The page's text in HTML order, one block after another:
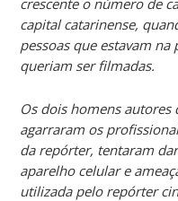
capital catarinense,
pessoas que estavam na
queriam ser filmadas.
Os dois homens autores
agarraram os
da repórter, tentaram
aparelho celular e
utilizada pelo repórter